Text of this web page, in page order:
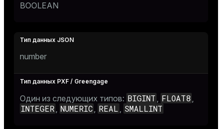
BOOLEAN
number
Один из следующих типов: BIGINT , FLOAT8 ,
INTEGER, NUMERIC, REAL , SMALLINT